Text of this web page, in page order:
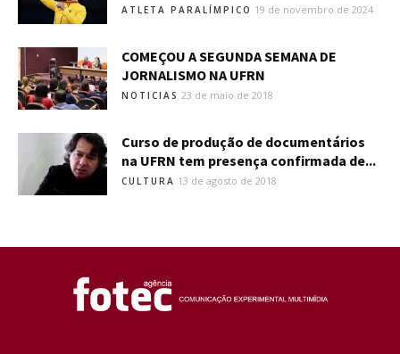
ATLETA PARALÍMPICO 19 de novembro de 2024
COMEÇOU A SEGUNDA SEMANA DE
JORNALISMO NA UFRN
NOTICIAS 23 de maio de 2018
Curso de produção de documentários
na UFRN tem presença confirmada de...
CULTURA 13 de agosto de 2018